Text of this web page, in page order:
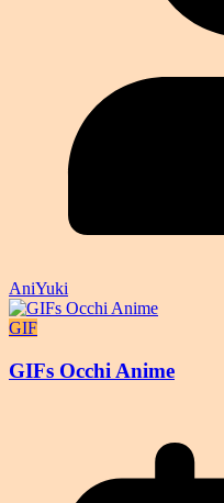
AniYuki
GIF
GIFs Occhi Anime